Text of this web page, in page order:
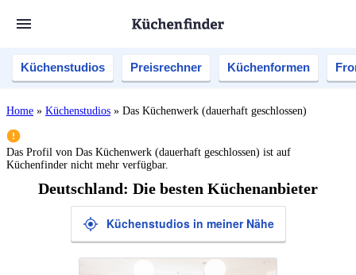
Küchenstudios Preisrechner Küchenformen
Home » Küchenstudios » Das Küchenwerk (dauerhaft geschlossen)
Das Profil von Das Küchenwerk (dauerhaft geschlossen) ist auf
Küchenfinder nicht mehr verfügbar.
Deutschland: Die besten Küchenanbieter
Küchenstudios in meiner Nähe